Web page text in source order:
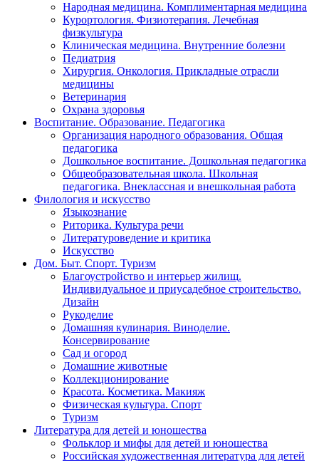
Народная медицина. Комплиментарная медицина
Курортология. Физиотерапия. Лечебная
физкультура
Клиническая медицина. Внутренние болезни
Педиатрия
Хирургия. Онкология. Прикладные отрасли
медицины
Ветеринария
Охрана здоровья
Воспитание. Образование. Педагогика
Организация народного образования. Общая
педагогика
Дошкольное воспитание. Дошкольная педагогика
Общеобразовательная школа. Школьная
педагогика. Внеклассная и внешкольная работа
Филология и искусство
Языкознание
Риторика. Культура речи
Литературоведение и критика
Искусство
Дом. Быт. Спорт. Туризм
Благоустройство и интерьер жилищ.
Индивидуальное и приусадебное строительство.
Дизайн
Рукоделие
Домашняя кулинария. Виноделие.
Консервирование
Сад и огород
Домашние животные
Коллекционирование
Красота. Косметика. Макияж
Физическая культура. Спорт
Туризм
Литература для детей и юношества
Фольклор и мифы для детей и юношества
Российская художественная литература для детей